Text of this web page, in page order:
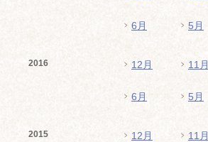
6月 5月
2016 12月 11月
6月 5月
2015 12月 11月